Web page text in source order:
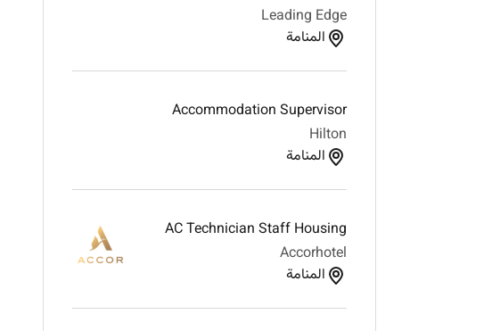
Leading Edge
المنامة
Accommodation Supervisor
Hilton
المنامة
AC Technician Staff Housing
Accorhotel
المنامة